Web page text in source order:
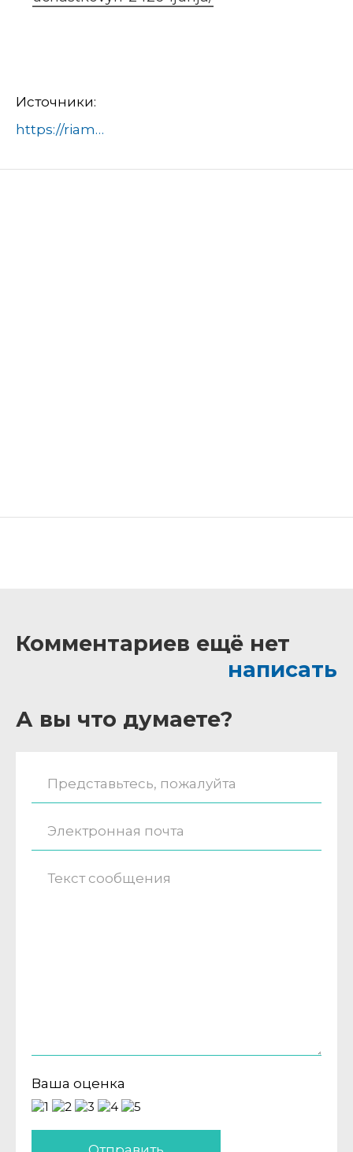
Источники:
https://riamo.ru/news/zhkh/v-podmoskove-projdut-vstrechi-gazovyh-uchastkovyh-2426-ijunja/
Комментариев ещё нет
написать
А вы что думаете?
Ваша оценка